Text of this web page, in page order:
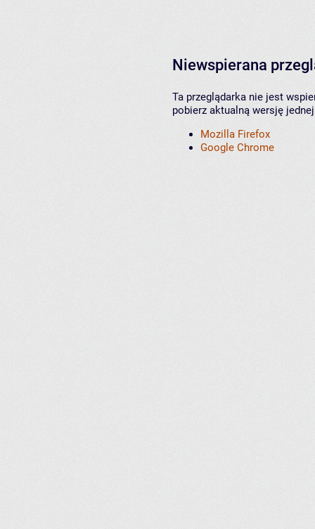
Niewspierana
Ta przeglądarka nie jest
pobierz aktualną wersję
Mozilla Firefox
Google Chrome